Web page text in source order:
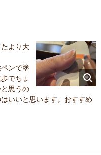
より大
ンで塗
でちょ
思うの
いいと思います。おすすめ